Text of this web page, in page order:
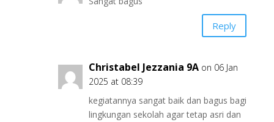
Reply
Christabel Jezzania 9A on 06 Jan
2025 at 08:39
kegiatannya sangat baik dan bagus bagi
lingkungan sekolah agar tetap asri dan